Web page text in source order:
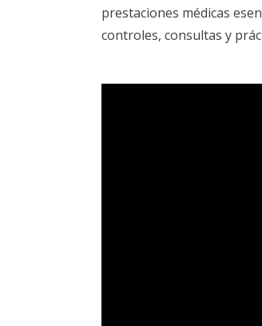
prestaciones médicas
controles, consultas y